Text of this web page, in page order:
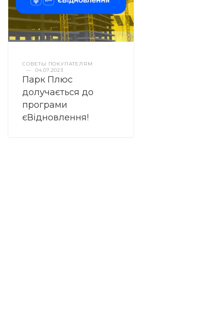
СОВЕТЫ ПОКУПАТЕЛЯМ
—
04.07.2023
Парк Плюс
долучається до
програми
єВідновлення!